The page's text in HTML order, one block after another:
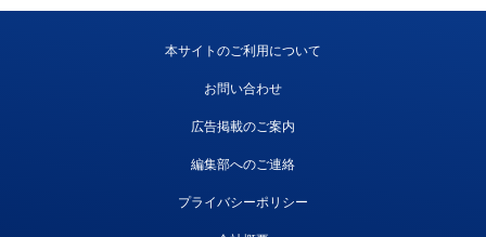
本サイトのご利用について
お問い合わせ
広告掲載のご案内
編集部へのご連絡
プライバシーポリシー